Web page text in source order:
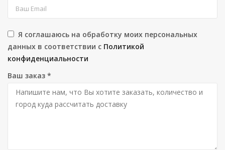
Я соглашаюсь на обработку моих персональных
данных в соответствии с Политикой
конфиденциальности
Ваш заказ *